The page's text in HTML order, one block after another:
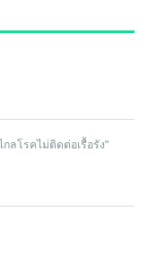
ลโรคไม่ติดต่อเรื้อรัง"